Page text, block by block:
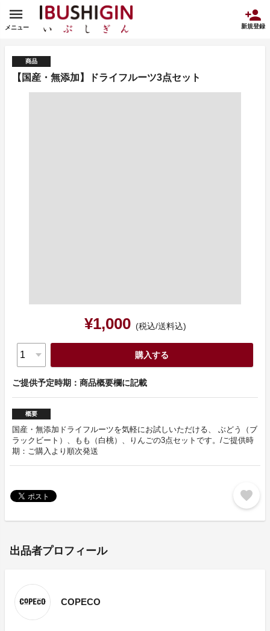
メニュー 新規登録
商品
【国産・無添加】ドライフルーツ3点セット
¥1,000 (税込/送料込)
購入する
ご提供予定時期：商品概要欄に記載
概要
国産・無添加ドライフルーツを気軽にお試しいただける、 ぶどう（ブ
ラックビート）、もも（白桃）、りんごの3点セットです。/ご提供時
期：ご購入より順次発送
favorite
出品者プロフィール
COPECO